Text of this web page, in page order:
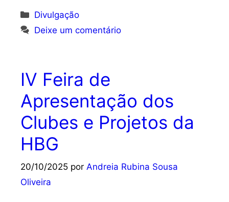
Categorias
Divulgação
Deixe um comentário
IV Feira de
Apresentação dos
Clubes e Projetos da
HBG
20/10/2025 por Andreia Rubina Sousa
Oliveira